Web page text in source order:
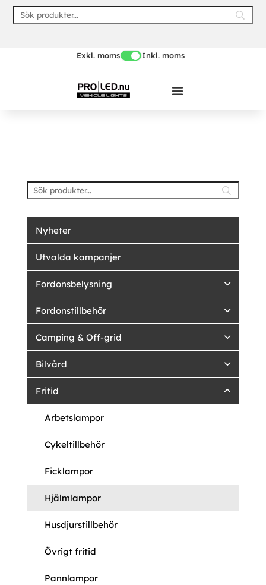
Skip
Exkl. moms Inkl. moms
Nyheter
Utvalda kampanjer
Fordonsbelysning
Fordonstillbehör
Camping & Off-grid
Bilvård
Fritid
Arbetslampor
Cykeltillbehör
Ficklampor
Hjälmlampor
Husdjurstillbehör
Övrigt fritid
Pannlampor